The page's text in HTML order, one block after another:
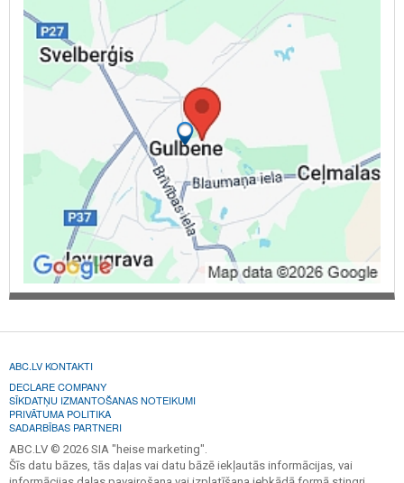
ABC.LV KONTAKTI
DECLARE COMPANY
SĪKDATŅU IZMANTOŠANAS NOTEIKUMI
PRIVĀTUMA POLITIKA
SADARBĪBAS PARTNERI
ABC.LV © 2026 SIA "heise marketing".
Šīs datu bāzes, tās daļas vai datu bāzē iekļautās informācijas, vai